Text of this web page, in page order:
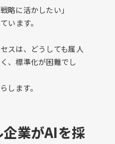
略に活かしたい」
います。
スは、どうしても属人
、標準化が困難でし
します。
業がAIを採